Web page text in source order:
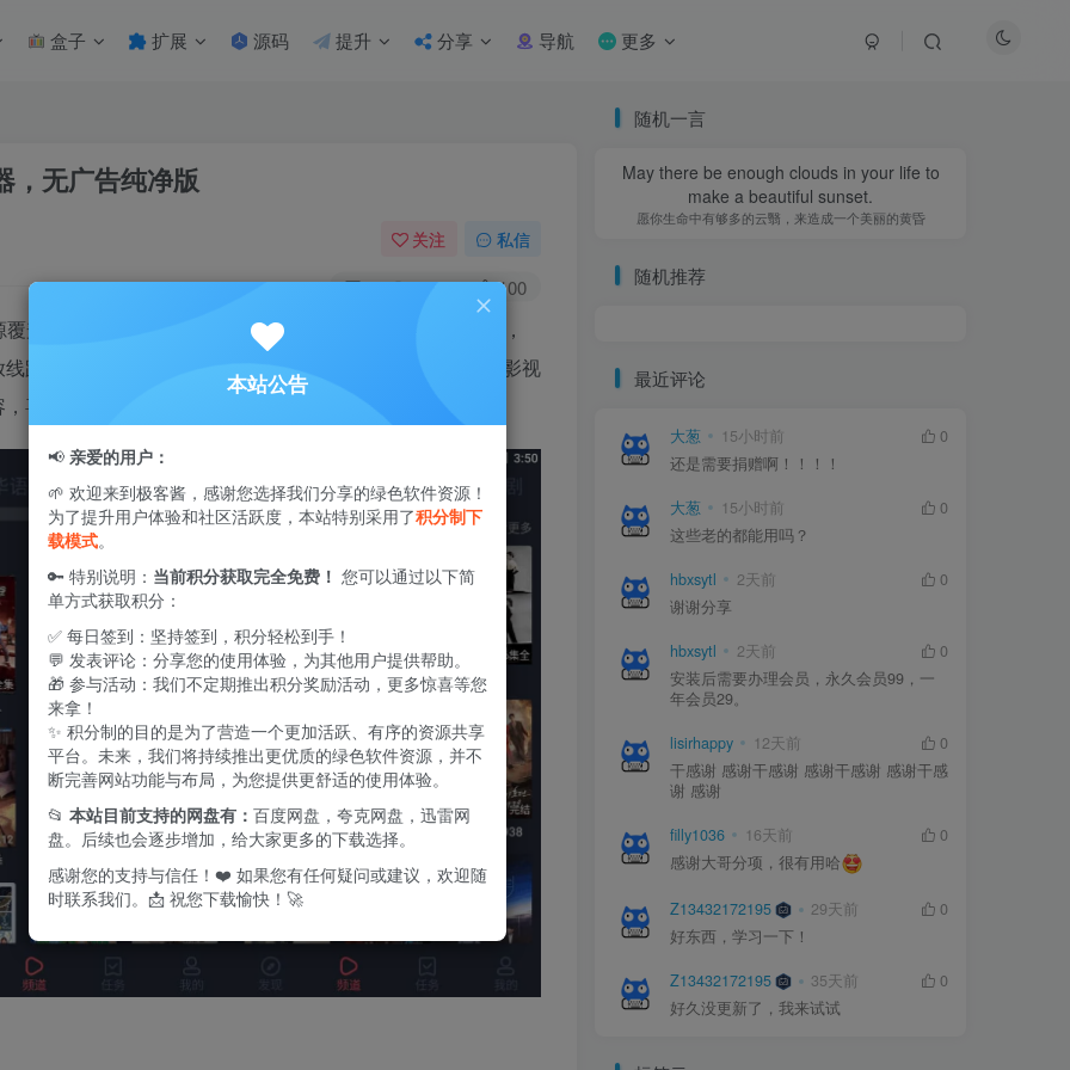
盒子 扩展 源码 提升 分享 导航 更多
，无广告纯净版
关注 私信
1 7.5W+ 100
盖电影、电视剧、综艺、动漫等多种类型。内容更新迅速，
路，观看过程遇到卡顿时切换线路即可轻松解决。无论是影视
喜欢追剧的朋友可以下载体验。
随机一言
May there be enough clouds in your life to
make a beautiful sunset.
愿你生命中有够多的云翳，来造成一个美丽的黄昏
随机推荐
最近评论
大葱 15小时前
0
还是需要捐赠啊！！！！
大葱 15小时前
0
这些老的都能用吗？
hbxsytl 2天前
0
谢谢分享
hbxsytl 2天前
0
安装后需要办理会员，永久会员99，一
年会员29。
lisirhappy 12天前
0
干感谢 感谢干感谢 感谢干感谢 感谢干感
谢 感谢
filly1036 16天前
0
感谢大哥分项，很有用哈
Z13432172195 29天前
0
好东西，学习一下！
Z13432172195 35天前
0
好久没更新了，我来试试
本站公告
📢 亲爱的用户：
🌱 欢迎来到极客酱，感谢您选择我们分享的绿色软件资源！
为了提升用户体验和社区活跃度，本站特别采用了积分制下
载模式。
🔑 特别说明： 当前积分获取完全免费！ 您可以通过以下简
单方式获取积分：
✅ 每日签到：坚持签到，积分轻松到手！
💬 发表评论：分享您的使用体验，为其他用户提供帮助。
🎁 参与活动：我们不定期推出积分奖励活动，更多惊喜等您
来拿！
✨ 积分制的目的是为了营造一个更加活跃、有序的资源共享
平台。未来，我们将持续推出更优质的绿色软件资源，并不
断完善网站功能与布局，为您提供更舒适的使用体验。
📂 本站目前支持的网盘有： 百度网盘，夸克网盘，迅雷网
盘。后续也会逐步增加，给大家更多的下载选择。
感谢您的支持与信任！❤️ 如果您有任何疑问或建议，欢迎随
时联系我们。📩 祝您下载愉快！🚀